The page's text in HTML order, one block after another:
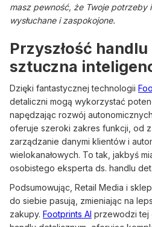
masz pewność, że Twoje potrzeby
wysłuchane i zaspokojone.
Przyszłość
sztuczna
Dzięki fantastycznej technologii
detaliczni mogą wykorzystać
napędzając rozwój
oferuje szeroki zakres funkcji, od
zarządzanie danymi klientów i
wielokanałowych. To tak, jakbyś
osobistego eksperta ds. handlu
Podsumowując, Retail Media i
do siebie pasują, zmieniając na
zakupy. Footprints AI przewodzi tej